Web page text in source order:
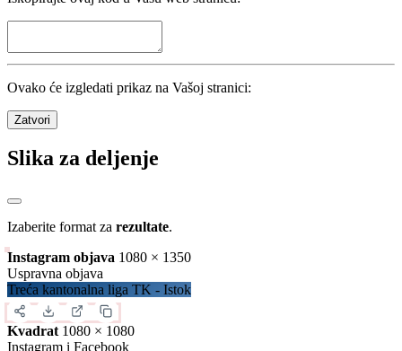
7/14
21/42
Domaćin
Nerešeno
99
po kolu
4.71
Detalji
Zatvori
Preuzimanje sadržaja